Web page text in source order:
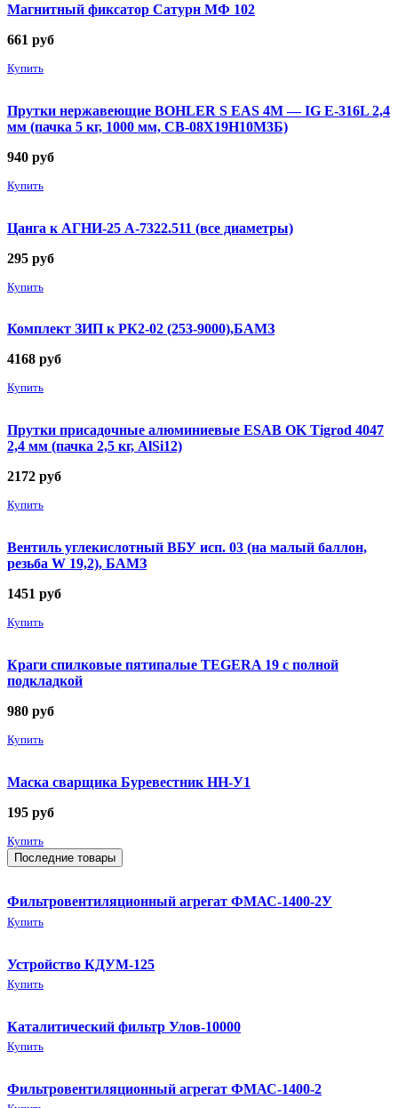
Магнитный фиксатор Сатурн МФ 102
661 руб
Купить
Прутки нержавеющие BOHLER S EAS 4M — IG E-316L 2,4
мм (пачка 5 кг, 1000 мм, СВ-08Х19Н10М3Б)
940 руб
Купить
Цанга к АГНИ-25 А-7322.511 (все диаметры)
295 руб
Купить
Комплект ЗИП к РК2-02 (253-9000),БАМЗ
4168 руб
Купить
Прутки присадочные алюминиевые ESAB OK Tigrod 4047
2,4 мм (пачка 2,5 кг, AlSi12)
2172 руб
Купить
Вентиль углекислотный ВБУ исп. 03 (на малый баллон,
резьба W 19,2), БАМЗ
1451 руб
Купить
Краги спилковые пятипалые TEGERA 19 с полной
подкладкой
980 руб
Купить
Маска сварщика Буревестник НН-У1
195 руб
Купить
Последние товары
Фильтровентиляционный агрегат ФМАС-1400-2У
Купить
Устройство КДУМ-125
Купить
Каталитический фильтр Улов-10000
Купить
Фильтровентиляционный агрегат ФМАС-1400-2